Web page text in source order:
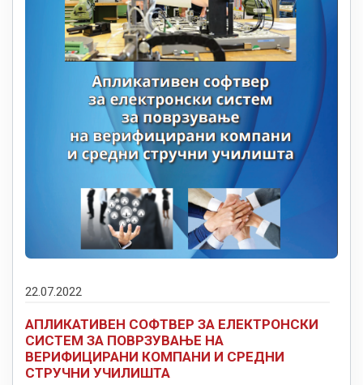
22.07.2022
АПЛИКАТИВЕН СОФТВЕР ЗА ЕЛЕКТРОНСКИ
СИСТЕМ ЗА ПОВРЗУВАЊЕ НА
ВЕРИФИЦИРАНИ КОМПАНИ И СРЕДНИ
СТРУЧНИ УЧИЛИШТА